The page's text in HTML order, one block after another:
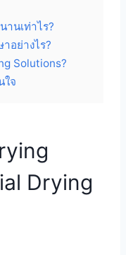
านเท่าไร?
อย่างไร?
Solutions?
ใจ
Drying